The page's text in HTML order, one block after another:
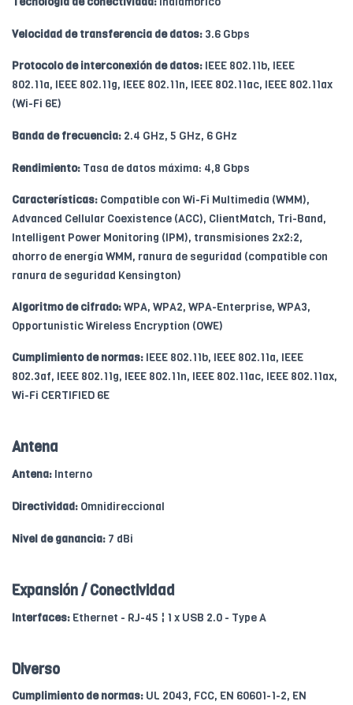
Velocidad de transferencia de datos: 3.6 Gbps
Protocolo de interconexión de datos: IEEE 802.11b, IEEE
802.11a, IEEE 802.11g, IEEE 802.11n, IEEE 802.11ac, IEEE 802.11ax
(Wi-Fi 6E)
Banda de frecuencia: 2.4 GHz, 5 GHz, 6 GHz
Rendimiento: Tasa de datos máxima: 4,8 Gbps
Características: Compatible con Wi-Fi Multimedia (WMM),
Advanced Cellular Coexistence (ACC), ClientMatch, Tri-Band,
Intelligent Power Monitoring (IPM), transmisiones 2x2:2,
ahorro de energía WMM, ranura de seguridad (compatible con
ranura de seguridad Kensington)
Algoritmo de cifrado:WPA, WPA2, WPA-Enterprise, WPA3,
Opportunistic Wireless Encryption (OWE)
Cumplimiento de normas: IEEE 802.11b, IEEE 802.11a, IEEE
802.3af, IEEE 802.11g, IEEE 802.11n, IEEE 802.11ac, IEEE 802.11ax,
Wi-Fi CERTIFIED 6E
Antena
Antena: Interno
Directividad: Omnidireccional
Nivel de ganancia: 7 dBi
Expansión / Conectividad
Interfaces: Ethernet - RJ-45 ¦ 1 x USB 2.0 - Type A
Diverso
Cumplimiento de normas: UL 2043, FCC, EN 60601-1-2, EN